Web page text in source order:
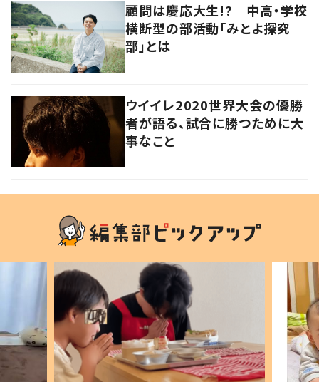
顧問は慶応大生!? 中高・学校
横断型の部活動「みとよ探究
部」とは
ウイイレ2020世界大会の優勝
者が語る、試合に勝つために大
事なこと